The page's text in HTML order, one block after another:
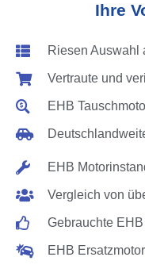
Ihre
Riesen Auswahl
Vertraute und
EHB
EHB
Vergleich von
Gebrauchte
EHB